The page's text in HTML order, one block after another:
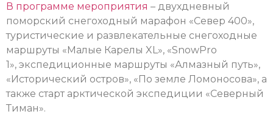
В программе мероприятия – двухдневный
поморский снегоходный марафон «Север 400»,
туристические и развлекательные снегоходные
маршруты «Малые Карелы XL», «SnowPro
1», экспедиционные маршруты «Алмазный путь»,
«Исторический остров», «По земле Ломоносова», а
также старт арктической экспедиции «Северный
Тиман».